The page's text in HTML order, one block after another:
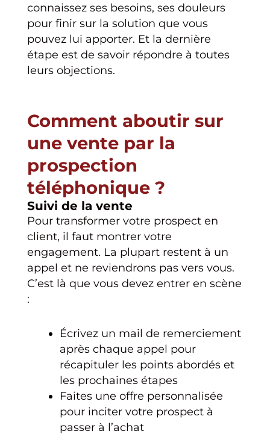
connaissez ses besoins, ses douleurs
pour finir sur la solution que vous
pouvez lui apporter. Et la dernière
étape est de savoir répondre à toutes
leurs objections.
Comment aboutir sur
une vente par la
prospection
téléphonique ?
Suivi de la vente
Pour transformer votre prospect en
client, il faut montrer votre
engagement. La plupart restent à un
appel et ne reviendrons pas vers vous.
C’est là que vous devez entrer en scène
:
Écrivez un mail de remerciement
après chaque appel pour
récapituler les points abordés et
les prochaines étapes
Faites une offre personnalisée
pour inciter votre prospect à
passer à l’achat